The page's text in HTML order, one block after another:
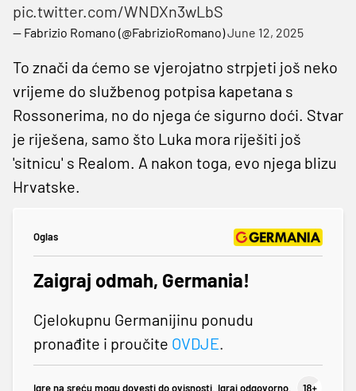
pic.twitter.com/WNDXn3wLbS
— Fabrizio Romano (@FabrizioRomano)June 12, 2025
To znači da ćemo se vjerojatno strpjeti još neko
vrijeme do službenog potpisa kapetana s
Rossonerima, no do njega će sigurno doći. Stvar
je riješena, samo što Luka mora riješiti još
'sitnicu' s Realom. A nakon toga, evo njega blizu
Hrvatske.
Oglas
Zaigraj odmah, Germania!
Cjelokupnu Germanijinu ponudu
pronađite i proučite OVDJE.
Igre na sreću mogu dovesti do ovisnosti. Igraj odgovorno.